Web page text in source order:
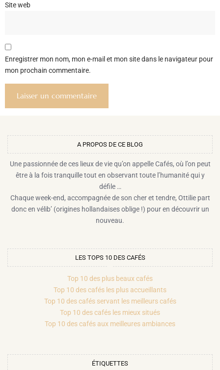
Site web
Enregistrer mon nom, mon e-mail et mon site dans le navigateur pour
mon prochain commentaire.
A PROPOS DE CE BLOG​
Une passionnée de ces lieux de vie qu’on appelle Cafés, où l’on peut
être à la fois tranquille tout en observant toute l’humanité qui y
défile …
Chaque week-end, accompagnée de son cher et tendre, Ottilie part
donc en vélib’ (origines hollandaises oblige !) pour en découvrir un
nouveau.
LES TOPS 10 DES CAFÉS
Top 10 des plus beaux cafés
Top 10 des cafés les plus accueillants
Top 10 des cafés servant les meilleurs cafés
Top 10 des cafés les mieux situés
Top 10 des cafés aux meilleures ambiances
ÉTIQUETTES